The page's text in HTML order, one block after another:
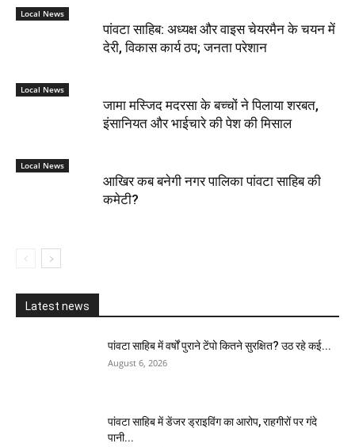
Local News
पांवटा साहिब: अध्यक्ष और वाइस चेयरमैन के चयन में
देरी, विकास कार्य ठप; जनता परेशान
Local News
जामा मस्जिद मदरसा के बच्चों ने पिलाया शरबत,
इंसानियत और भाईचारे की पेश की मिसाल
Local News
आखिर कब बनेगी नगर पालिका पांवटा साहिब की
कमेटी?
Latest news
पांवटा साहिब में वर्षों पुराने टेंपो कितने सुरक्षित? उठ रहे कई...
August 6, 2026
पांवटा साहिब में डेंजर ड्राइविंग का आरोप, राहगीरों पर गंदे
पानी...